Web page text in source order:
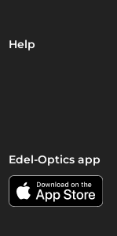
Help
Edel-Optics app